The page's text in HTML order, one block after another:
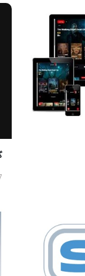
07 مرداد 1405